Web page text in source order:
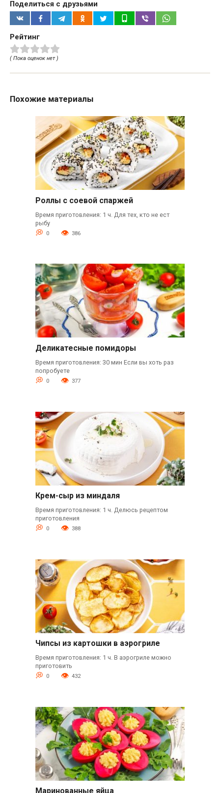
Поделиться с друзьями
Рейтинг
( Пока оценок нет )
Похожие материалы
Роллы с соевой спаржей
Время приготовления: 1 ч. Для тех, кто не ест
рыбу
0 386
Деликатесные помидоры
Время приготовления: 30 мин Если вы хоть раз
попробуете
0 377
Крем-сыр из миндаля
Время приготовления: 1 ч. Делюсь рецептом
приготовления
0 388
Чипсы из картошки в аэрогриле
Время приготовления: 1 ч. В аэрогриле можно
приготовить
0 432
Маринованные яйца